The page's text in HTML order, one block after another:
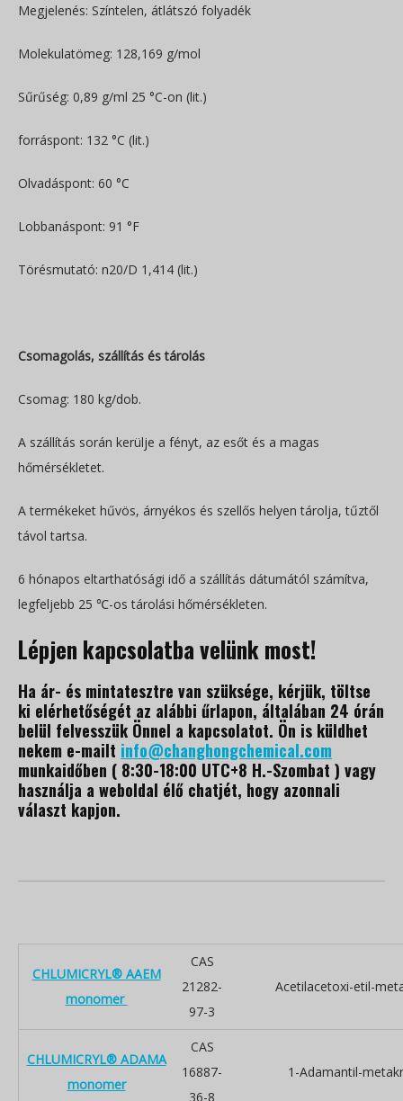
Megjelenés: Színtelen, átlátszó folyadék
Molekulatömeg: 128,169 g/mol
Sűrűség: 0,89 g/ml 25 °C-on (lit.)
forráspont: 132 °C (lit.)
Olvadáspont: 60 °C
Lobbanáspont: 91 °F
Törésmutató: n20/D 1,414 (lit.)
Csomagolás, szállítás és tárolás
Csomag: 180 kg/dob.
A szállítás során kerülje a fényt, az esőt és a magas
hőmérsékletet.
A termékeket hűvös, árnyékos és szellős helyen tárolja, tűztől
távol tartsa.
6 hónapos eltarthatósági idő a szállítás dátumától számítva,
legfeljebb 25 ℃-os tárolási hőmérsékleten.
Lépjen kapcsolatba velünk most!
Ha ár- és mintatesztre van szüksége, kérjük, töltse
ki elérhetőségét az alábbi űrlapon, általában 24 órán
belül felvesszük Önnel a kapcsolatot. Ön is küldhet
nekem e-mailt info@changhongchemical.com
munkaidőben ( 8:30-18:00 UTC+8 H.-Szombat ) vagy
használja a weboldal élő chatjét, hogy azonnali
választ kapjon.
CHLUMICRYL® AAEM
monomer
CAS
21282-
97-3
Acetilacetoxi-etil-
CHLUMICRYL® ADAMA
monomer
CAS
16887-
36-8
1-Adamantil-